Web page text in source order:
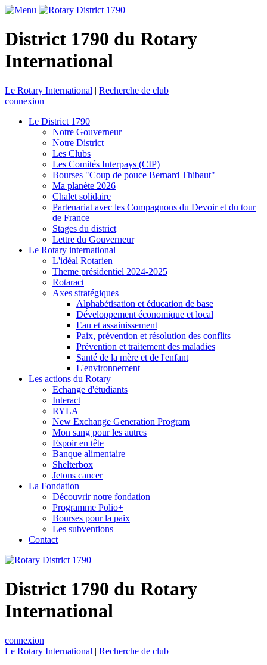
District 1790 du Rotary
International
Le Rotary International | Recherche de club
connexion
Le District 1790
Notre Gouverneur
Notre District
Les Clubs
Les Comités Interpays (CIP)
Bourses "Coup de pouce Bernard Thibaut"
Ma planète 2026
Chalet solidaire
Partenariat avec les Compagnons du Devoir et du tour
de France
Stages du district
Lettre du Gouverneur
Le Rotary international
L'idéal Rotarien
Theme présidentiel 2024-2025
Rotaract
Axes stratégiques
Alphabétisation et éducation de base
Développement économique et local
Eau et assainissement
Paix, prévention et résolution des conflits
Prévention et traitement des maladies
Santé de la mère et de l'enfant
L'environnement
Les actions du Rotary
Echange d'étudiants
Interact
RYLA
New Exchange Generation Program
Mon sang pour les autres
Espoir en tête
Banque alimentaire
Shelterbox
Jetons cancer
La Fondation
Découvrir notre fondation
Programme Polio+
Bourses pour la paix
Les subventions
Contact
District 1790 du Rotary
International
connexion
Le Rotary International | Recherche de club